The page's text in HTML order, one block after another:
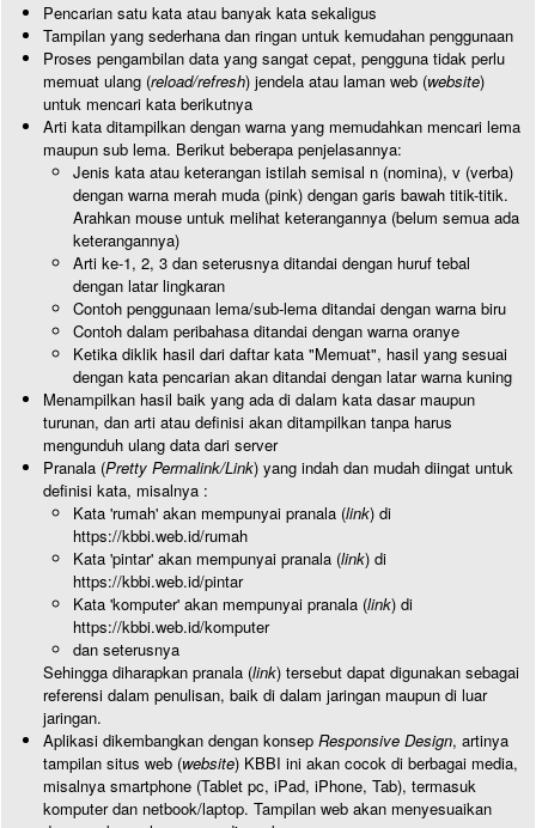
Pencarian satu kata atau banyak kata sekaligus
Tampilan yang sederhana dan ringan untuk kemudahan penggunaan
Proses pengambilan data yang sangat cepat, pengguna tidak perlu
memuat ulang (reload/refresh) jendela atau laman web (website)
untuk mencari kata berikutnya
Arti kata ditampilkan dengan warna yang memudahkan mencari lema
maupun sub lema. Berikut beberapa penjelasannya:
Jenis kata atau keterangan istilah semisal n (nomina), v (verba)
dengan warna merah muda (pink) dengan garis bawah titik-titik.
Arahkan mouse untuk melihat keterangannya (belum semua ada
keterangannya)
Arti ke-1, 2, 3 dan seterusnya ditandai dengan huruf tebal
dengan latar lingkaran
Contoh penggunaan lema/sub-lema ditandai dengan warna biru
Contoh dalam peribahasa ditandai dengan warna oranye
Ketika diklik hasil dari daftar kata "Memuat", hasil yang sesuai
dengan kata pencarian akan ditandai dengan latar warna kuning
Menampilkan hasil baik yang ada di dalam kata dasar maupun
turunan, dan arti atau definisi akan ditampilkan tanpa harus
mengunduh ulang data dari server
Pranala (Pretty Permalink/Link) yang indah dan mudah diingat untuk
definisi kata, misalnya :
Kata 'rumah' akan mempunyai pranala (link) di
https://kbbi.web.id/rumah
Kata 'pintar' akan mempunyai pranala (link) di
https://kbbi.web.id/pintar
Kata 'komputer' akan mempunyai pranala (link) di
https://kbbi.web.id/komputer
dan seterusnya
Sehingga diharapkan pranala (link) tersebut dapat digunakan sebagai
referensi dalam penulisan, baik di dalam jaringan maupun di luar
jaringan.
Aplikasi dikembangkan dengan konsep Responsive Design, artinya
tampilan situs web (website) KBBI ini akan cocok di berbagai media,
misalnya smartphone (Tablet pc, iPad, iPhone, Tab), termasuk
komputer dan netbook/laptop. Tampilan web akan menyesuaikan